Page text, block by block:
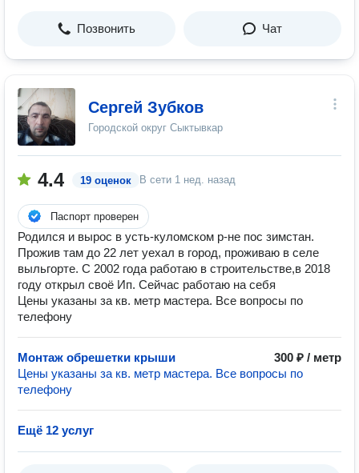
Позвонить Чат
Сергей Зубков
Городской округ Сыктывкар
4.4 19 оценок В сети 1 нед. назад
Паспорт проверен
Родился и вырос в усть-куломском р-не пос зимстан.
Прожив там до 22 лет уехал в город, проживаю в селе
выльгорте. С 2002 года работаю в строительстве,в 2018
году открыл своё Ип. Сейчас работаю на себя
Цены указаны за кв. метр мастера. Все вопросы по
телефону
Монтаж обрешетки крыши
300 ₽ / метр
Цены указаны за кв. метр мастера. Все вопросы по
телефону
Ещё 12 услуг